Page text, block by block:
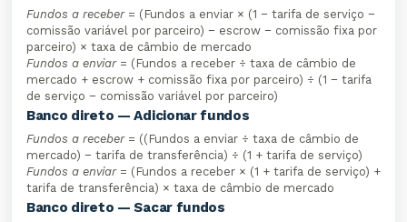
Fundos a receber= (Fundos a enviar × (1 − tarifa de serviço −
comissão variável por parceiro) − escrow − comissão fixa por
parceiro) × taxa de câmbio de mercado
Fundos a enviar= (Fundos a receber ÷ taxa de câmbio de
mercado + escrow + comissão fixa por parceiro) ÷ (1 − tarifa
de serviço − comissão variável por parceiro)
Banco direto — Adicionar fundos
Fundos a receber= ((Fundos a enviar ÷ taxa de câmbio de
mercado) − tarifa de transferência) ÷ (1 + tarifa de serviço)
Fundos a enviar= (Fundos a receber × (1 + tarifa de serviço) +
tarifa de transferência) × taxa de câmbio de mercado
Banco direto — Sacar fundos